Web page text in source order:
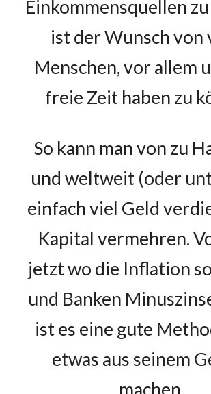
Einkommensquellen
ist der Wunsch von
Menschen, vor allem
freie Zeit haben zu
So kann man von zu
und weltweit (oder
einfach viel Geld
Kapital vermehren.
jetzt wo die Inflation
und Banken
ist es eine gute
etwas aus seinem
machen.